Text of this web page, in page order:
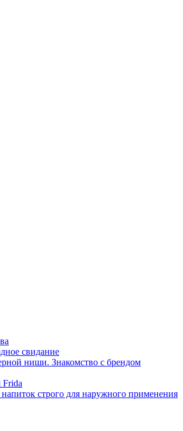
свидание
ниши. Знакомство с брендом
Frida
строго для наружного применения